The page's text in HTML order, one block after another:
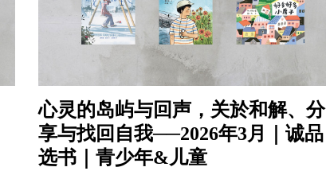
心灵的岛屿与回声，关於和解、分
享与找回自我──2026年3月｜诚品
选书｜青少年&儿童